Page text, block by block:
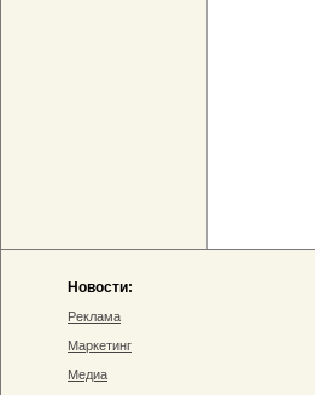
Новости:
Реклама
Маркетинг
Медиа